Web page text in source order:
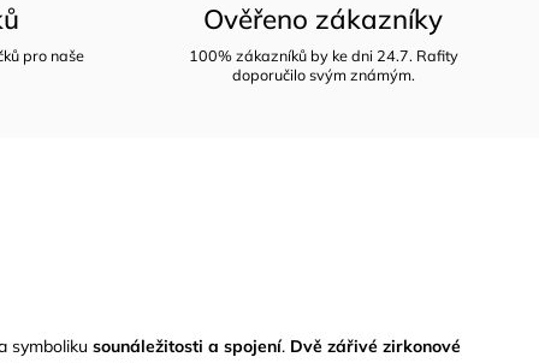
pro naše
Ověřeno zákazníky
100% zákazníků by ke dni 24.7. Rafity
doporučilo svým známým.
symboliku sounáležitosti a spojení. Dvě zářivé zirkonové